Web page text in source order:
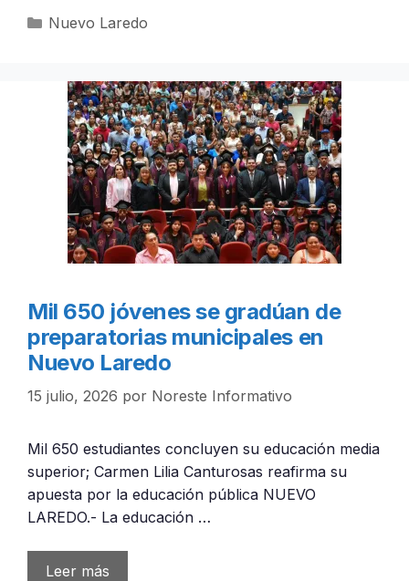
Categorías
Nuevo Laredo
Mil 650 jóvenes se gradúan de
preparatorias municipales en
Nuevo Laredo
15 julio, 2026 por Noreste Informativo
Mil 650 estudiantes concluyen su educación media
superior; Carmen Lilia Canturosas reafirma su
apuesta por la educación pública NUEVO
LAREDO.- La educación …
Leer más